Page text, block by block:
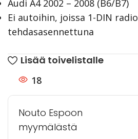
Audi A4 2002 – 2008 (B6/B7)
Ei autoihin, joissa 1-DIN radio
tehdasasennettuna
Lisää toivelistalle
18
Nouto Espoon
myymälästä